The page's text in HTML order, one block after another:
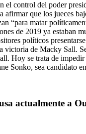
el control del poder
afirmar que los jueces
“para matar
de 2019 ya estaban
políticos
victoria de Macky Sall.
Hoy se trata de
Sonko, sea candidato
actualmente a